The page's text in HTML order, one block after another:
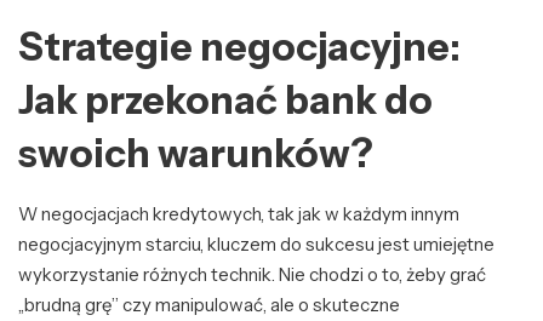
Strategie negocjacyjne:
Jak przekonać bank do
swoich warunków?
W negocjacjach kredytowych, tak jak w każdym innym
negocjacyjnym starciu, kluczem do sukcesu jest umiejętne
wykorzystanie różnych technik. Nie chodzi o to, żeby grać
„brudną grę” czy manipulować, ale o skuteczne